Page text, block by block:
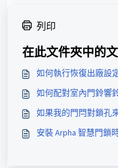
列印
在此文件夾中的
如何執行恢復出廠設
如何配對室內門鈴響
如果我的門閂對鎖孔
安裝 Arpha 智慧門鎖